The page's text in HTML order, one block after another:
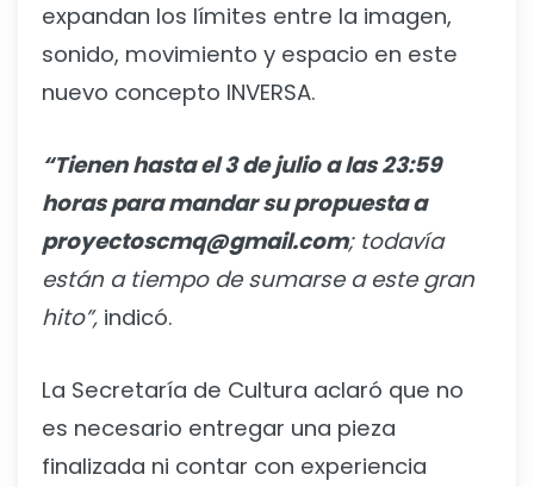
expandan los límites entre la imagen,
sonido, movimiento y espacio en este
nuevo concepto INVERSA.
“Tienen hasta el 3 de julio a las 23:59
horas para mandar su propuesta a
proyectoscmq@gmail.com; todavía
están a tiempo de sumarse a este gran
hito”, indicó.
La Secretaría de Cultura aclaró que no
es necesario entregar una pieza
finalizada ni contar con experiencia